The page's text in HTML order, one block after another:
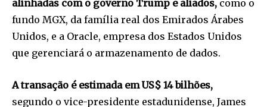
alinhadas com o governo Trump e aliados, como o
fundo MGX, da família real dos Emirados Árabes
Unidos, e a Oracle, empresa dos Estados Unidos
que gerenciará o armazenamento de dados.
A transação é estimada em US$ 14 bilhões,
segundo o vice-presidente estadunidense, James